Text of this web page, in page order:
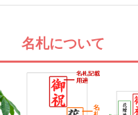
名札について